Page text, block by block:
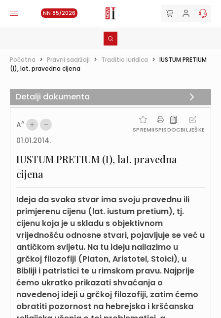
NN 85/2026
Početna > Pravni sadržaji > Traditio iuridica > IUSTUM PRETIUM
(I), lat. pravedna cijena
AA
SPREMIISPISDOCBILJEŠKE
01.01.2014.
IUSTUM PRETIUM (I), lat. pravedna
cijena
Ideja da svaka stvar ima svoju pravednu ili
primjerenu cijenu (lat. iustum pretium), tj.
cijenu koja je u skladu s objektivnom
vrijednošću odnosne stvari, pojavljuje se već u
antičkom svijetu. Na tu ideju nailazimo u
grčkoj filozofiji (Platon, Aristotel, Stoici), u
Bibliji i patristici te u rimskom pravu. Najprije
ćemo ukratko prikazati shvaćanja o
navedenoj ideji u grčkoj filozofiji, zatim ćemo
obratiti pozornost na hebrejska i kršćanska
Detalji dokumenta